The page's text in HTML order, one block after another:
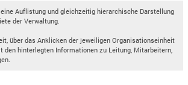
Auflistung und gleichzeitig hierarchische Darstellung
der Verwaltung.
über das Anklicken der jeweiligen Organisationseinheit
den hinterlegten Informationen zu Leitung, Mitarbeitern,